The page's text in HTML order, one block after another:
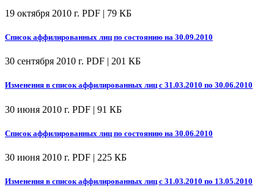
19 октября 2010 г. PDF | 79 КБ
Список аффилированных лиц по состоянию на 30.09.2010
30 сентября 2010 г. PDF | 201 КБ
Изменения в список аффилированных лиц с 31.03.2010 по 30.06.2010
30 июня 2010 г. PDF | 91 КБ
Список аффилированных лиц по состоянию на 30.06.2010
30 июня 2010 г. PDF | 225 КБ
Изменения в список аффилированных лиц с 31.03.2010 по 13.05.2010